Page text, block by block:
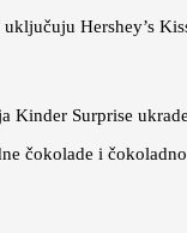
Hershey’s
Kinder Surprise
čokolade i